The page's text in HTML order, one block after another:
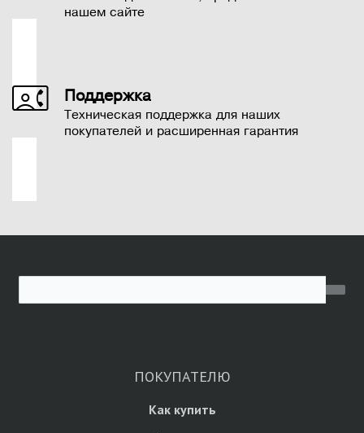
нашем сайте
Поддержка
Техническая поддержка для наших
покупателей и расширенная гарантия
ПОКУПАТЕЛЮ
Как купить